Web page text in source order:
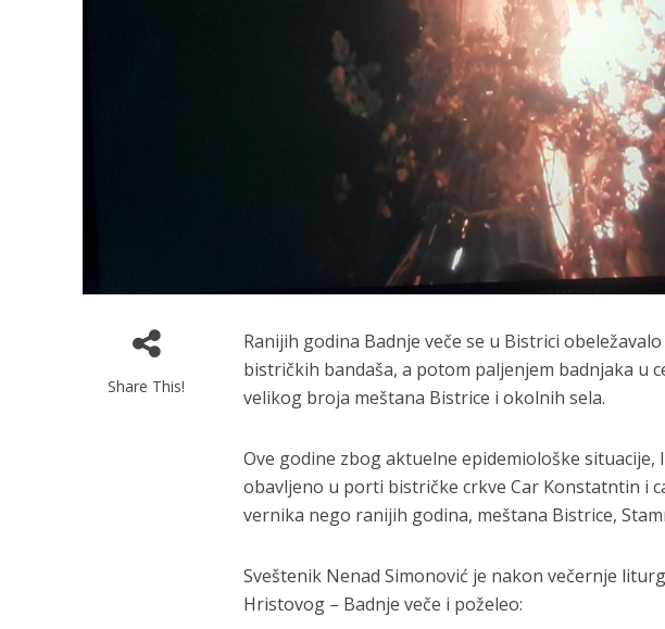
Share This!
Ranijih godina Badnje veče se u Bistrici
bistričkih bandaša, a potom paljenjem badnjaka u
velikog broja meštana Bistrice i okolnih sela.
Ove godine zbog aktuelne epidemiološke
obavljeno u porti bistričke crkve Car Konstatntin i
vernika nego ranijih godina, meštana Bistrice,
Sveštenik Nenad Simonović je nakon večernje
Hristovog – Badnje veče i poželeo: